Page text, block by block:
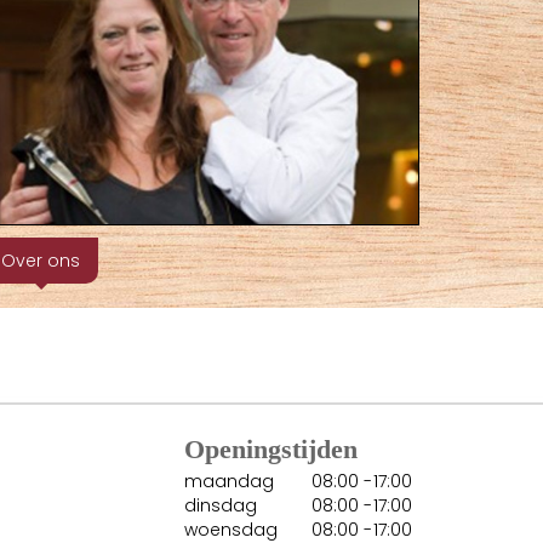
Over ons
Openingstijden
maandag 08:00 -17:00
dinsdag
08:00 -17:00
woensdag
08:00 -17:00